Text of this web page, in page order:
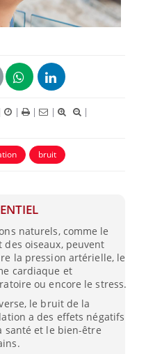
| | | |
|
bruit
naturels, comme le
des oiseaux, peuvent
la pression artérielle, le
cardiaque et
ou encore le stress.
le bruit de la
a des effets négatifs
santé et le bien-être